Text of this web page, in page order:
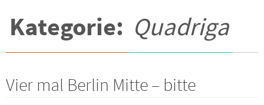
Kategorie: Quadriga
Vier mal Berlin Mitte – bitte